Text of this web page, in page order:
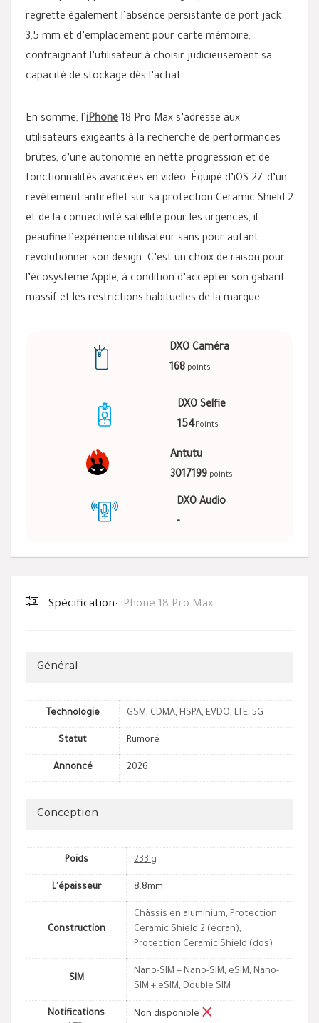
regrette également l’absence persistante de port jack
3,5 mm et d’emplacement pour carte mémoire,
contraignant l’utilisateur à choisir judicieusement sa
capacité de stockage dès l’achat.
En somme, l’iPhone 18 Pro Max s’adresse aux
utilisateurs exigeants à la recherche de performances
brutes, d’une autonomie en nette progression et de
fonctionnalités avancées en vidéo. Équipé d’iOS 27, d’un
revêtement antireflet sur sa protection Ceramic Shield 2
et de la connectivité satellite pour les urgences, il
peaufine l’expérience utilisateur sans pour autant
révolutionner son design. C’est un choix de raison pour
l’écosystème Apple, à condition d’accepter son gabarit
massif et les restrictions habituelles de la marque.
DXO Caméra
168 points
DXO Selfie
154Points
Antutu
3017199points
DXO Audio
-
Spécification: iPhone 18 Pro Max
Général
Technologie GSM, CDMA, HSPA, EVDO, LTE, 5G
Statut Rumoré
Annoncé 2026
Conception
Poids 233 g
L'épaisseur 8.8mm
Construction
Châssis en aluminium, Protection
Ceramic Shield 2 (écran),
Protection Ceramic Shield (dos)
SIM
Nano-SIM + Nano-SIM, eSIM, Nano-
SIM + eSIM, Double SIM
Notifications
Non disponible